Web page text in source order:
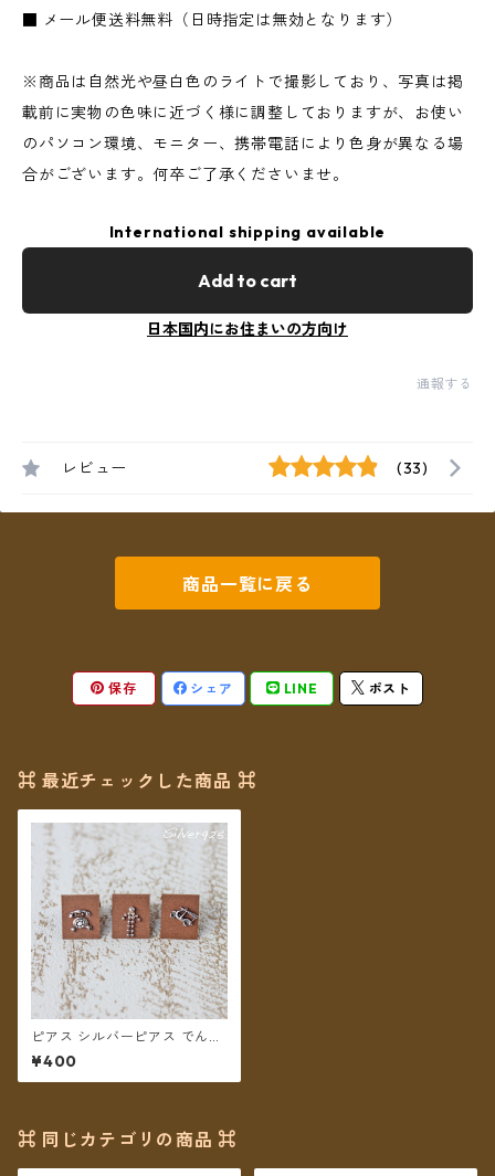
■ メール便送料無料（日時指定は無効となります）
※商品は自然光や昼白色のライトで撮影しており、写真は掲
載前に実物の色味に近づく様に調整しておりますが、お使い
のパソコン環境、モニター、携帯電話により色身が異なる場
合がございます。何卒ご了承くださいませ。
International shipping available
Add to cart
日本国内にお住まいの方向け
通報する
レビュー (33)
商品一覧に戻る
保存 シェア LINE ポスト
⌘ 最近チェックした商品 ⌘
ピアス シルバーピアス でん
わ/にんげん/トゥクトゥク
¥400
⌘ 同じカテゴリの商品 ⌘